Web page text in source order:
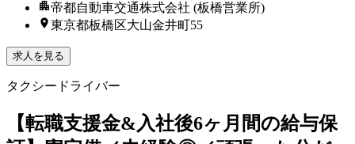
帝都自動車交通株式会社 (板橋営業所)
東京都板橋区大山金井町55
求人を見る
タクシードライバー
【転職支援金&入社後6ヶ月間の給与保